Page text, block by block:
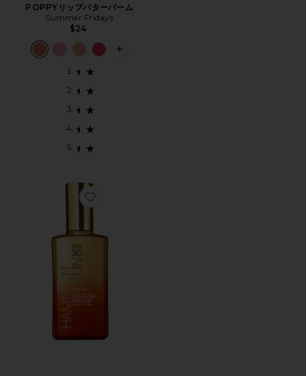
POPPYリップバターバーム
Summer Fridays
$24
PLUS ICON TO SEE MORE OPTIONS
Favorite SPF 30 Lotion